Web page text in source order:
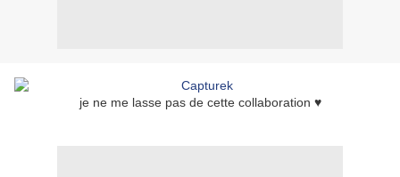
je ne me lasse pas de cette collaboration ♥